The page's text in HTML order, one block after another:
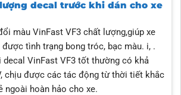
decal trước khi dán cho xe
màu VinFast VF3 chất lượng,giúp xe
tình trạng bong tróc, bạc màu. i, .
decal VinFast VF3 tốt thường có khả
chịu được các tác động từ thời tiết khắc
ngoài hoàn hảo cho xe.